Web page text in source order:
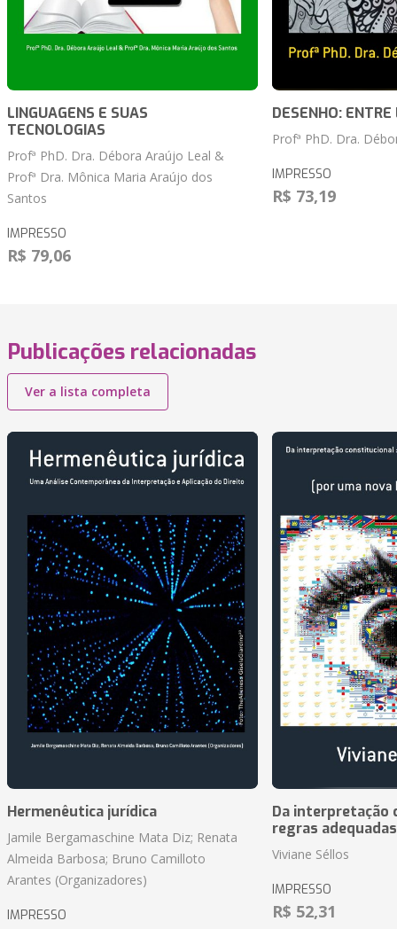
LINGUAGENS E SUAS
TECNOLOGIAS
Profª PhD. Dra. Débora Araújo Leal &
Profª Dra. Mônica Maria Araújo dos
Santos
IMPRESSO
R$ 79,06
DESENHO:
Profª PhD. Dra.
IMPRESSO
R$ 73,19
Publicações relacionadas
Ver a lista completa
Hermenêutica jurídica
Jamile Bergamaschine Mata Diz; Renata
Almeida Barbosa; Bruno Camilloto
Arantes (Organizadores)
IMPRESSO
Da interpretação
regras
Viviane Séllos
IMPRESSO
R$ 52,31